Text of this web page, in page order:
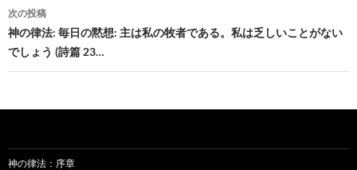
ビ
ゲ
ー
ン
次の投稿
神の律法: 毎日の黙想: 主は私の牧者である。私は乏しいことがない
でしょう (詩篇 23…
神の律法：序章